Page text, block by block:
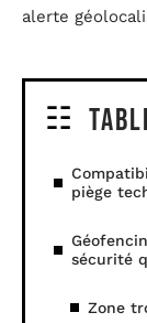
alerte
piège
sécurité
Zone